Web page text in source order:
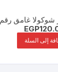
غامق رقم 65-3
EGP
إلى السلة